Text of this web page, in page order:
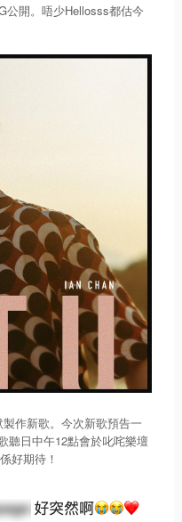
公開。唔少Hellosss都估今
作新歌。今次新歌預告一
聽日中午12點會於叱咤樂壇
好期待！